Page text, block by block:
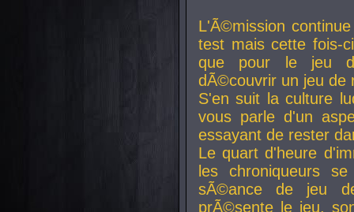
L'Ã©mission
test mais cette fois-
que pour le jeu
dÃ©couvrir un jeu de
S'en suit la culture
vous parle d'un
essayant de rester
Le quart d'heure
les chroniqueurs
sÃ©ance de jeu
prÃ©sente le jeu,